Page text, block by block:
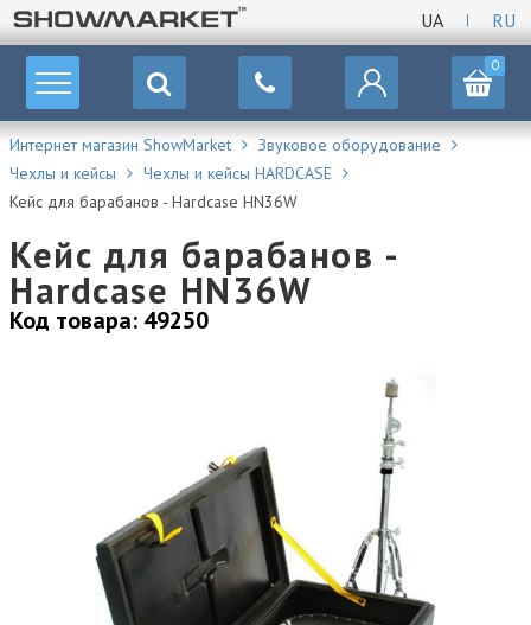
UA RU
0
Интернет магазин ShowMarket
Звуковое оборудование
Чехлы и кейсы
Чехлы и кейсы HARDCASE
Кейс для барабанов - Hardcase HN36W
Кейс для барабанов -
Hardcase HN36W
Код товара: 49250